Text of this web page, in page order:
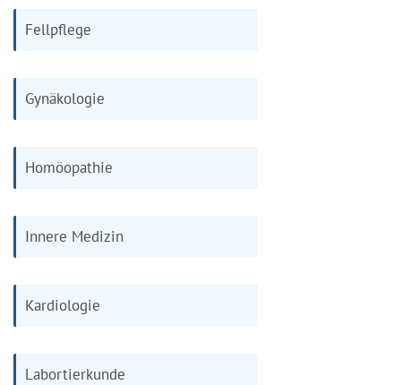
Fellpflege
Gynäkologie
Homöopathie
Innere Medizin
Kardiologie
Labortierkunde